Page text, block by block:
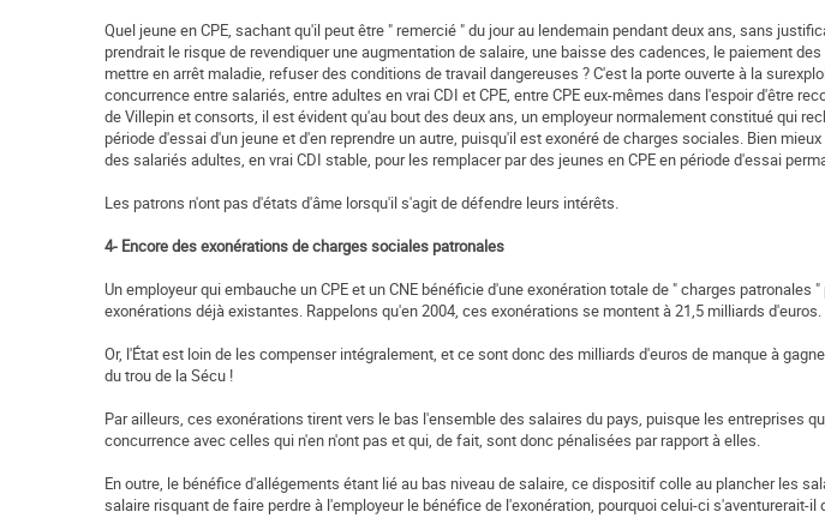
Quel jeune en CPE, sachant qu'il peut être " remercié " du jour au lendemain pendant deux ans, sans
prendrait le risque de revendiquer une augmentation de salaire, une baisse des cadences, le paiement
mettre en arrêt maladie, refuser des conditions de travail dangereuses ? C'est la porte ouverte à la
concurrence entre salariés, entre adultes en vrai CDI et CPE, entre CPE eux-mêmes dans l'espoir d'être
de Villepin et consorts, il est évident qu'au bout des deux ans, un employeur normalement constitué qui
période d'essai d'un jeune et d'en reprendre un autre, puisqu'il est exonéré de charges sociales. Bien
des salariés adultes, en vrai CDI stable, pour les remplacer par des jeunes en CPE en période d'essai
Les patrons n'ont pas d'états d'âme lorsqu'il s'agit de défendre leurs intérêts.
4- Encore des exonérations de charges sociales patronales
Un employeur qui embauche un CPE et un CNE bénéficie d'une exonération totale de " charges
exonérations déjà existantes. Rappelons qu'en 2004, ces exonérations se montent à 21,5 milliards d'euros.
Or, l'État est loin de les compenser intégralement, et ce sont donc des milliards d'euros de manque à
du trou de la Sécu !
Par ailleurs, ces exonérations tirent vers le bas l'ensemble des salaires du pays, puisque les entreprises
concurrence avec celles qui n'en n'ont pas et qui, de fait, sont donc pénalisées par rapport à elles.
En outre, le bénéfice d'allégements étant lié au bas niveau de salaire, ce dispositif colle au plancher les
salaire risquant de faire perdre à l'employeur le bénéfice de l'exonération, pourquoi celui-ci s'aventurerait-